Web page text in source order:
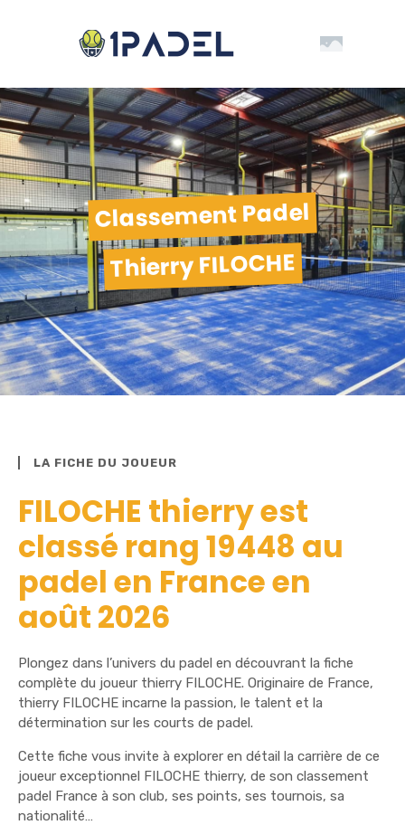
Classement Padel
Thierry FILOCHE
LA FICHE DU JOUEUR
FILOCHE thierry est
classé rang 19448 au
padel en France en
août 2026
Plongez dans l’univers du padel en découvrant la fiche
complète du joueur thierry FILOCHE. Originaire de France,
thierry FILOCHE incarne la passion, le talent et la
détermination sur les courts de padel.
Cette fiche vous invite à explorer en détail la carrière de ce
joueur exceptionnel FILOCHE thierry, de son classement
padel France à son club, ses points, ses tournois, sa
nationalité…